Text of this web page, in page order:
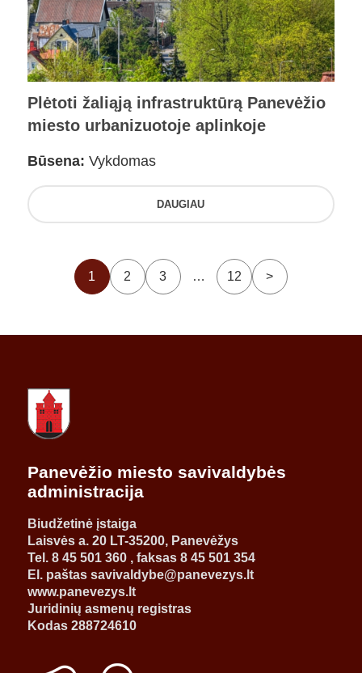
Plėtoti žaliąją infrastruktūrą Panevėžio
miesto urbanizuotoje aplinkoje
Būsena: Vykdomas
DAUGIAU
1 2 3 … 12 >
Panevėžio miesto savivaldybės
administracija
Biudžetinė įstaiga
Laisvės a. 20 LT-35200, Panevėžys
Tel. 8 45 501 360 , faksas 8 45 501 354
El. paštas savivaldybe@panevezys.lt
www.panevezys.lt
Juridinių asmenų registras
Kodas 288724610